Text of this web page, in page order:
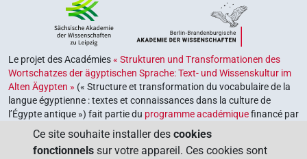
Le projet des Académies« Strukturen und Transformationen des
Wortschatzes der ägyptischen Sprache: Text- und Wissenskultur im
Alten Ägypten » (« Structure et transformation du vocabulaire de la
langue égyptienne : textes et connaissances dans la culture de
l’Égypte antique ») fait partie du programme académiquefinancé par
le gouvernement fédéral et les gouvernements des Länder de la
République fédérale d’Allemagne, dont le but est de préserver,
retrouver et explorer notre héritage culturel. Le programme est
Ce site souhaite installer des cookies
fonctionnels sur votre appareil. Ces cookies sont